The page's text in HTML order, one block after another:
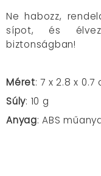
Ne habozz,
sípot, és
biztonságban!
Méret:7 x 2.8 x 0.7
Súly: 10 g
Anyag: ABS